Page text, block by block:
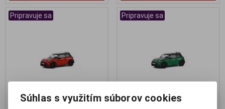
Pripravuje sa Pripravuje sa
Súhlas s využitím súborov cookies